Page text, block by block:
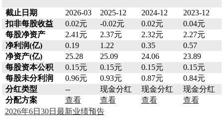
截止日期 2026-03 2025-12 2024-12
2023-12
扣非每股收益
0.02元 -0.02元 0.02元
0.04元
每股净资产
2.41元 2.37元 2.32元
2.27元
净利润(亿)
0.19 1.22 0.35
0.57
净资产(亿)
25.28 25.09 24.06
23.89
每股资本公积
0.15元 0.15元 0.15元
0.15元
每股未分利润
0.96元 0.93元 0.87元
0.84元
分红类型
-- 现金分红 现金分红
现金分红
分配方案
查看 查看 查看
查看
2026年6日30日最新业绩预告